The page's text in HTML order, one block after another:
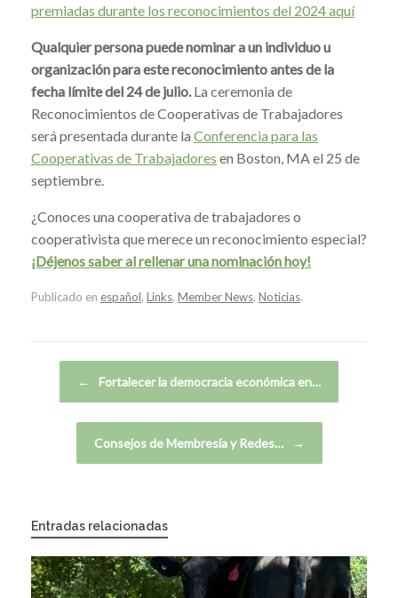
premiadas durante los reconocimientos del 2024 aquí
Qualquier persona puede nominar a un individuo u
organización para este reconocimiento antes de la
fecha límite del 24 de julio. La ceremonia de
Reconocimientos de Cooperativas de Trabajadores
será presentada durante la Conferencia para las
Cooperativas de Trabajadores en Boston, MA el 25 de
septiembre.
¿Conoces una cooperativa de trabajadores o
cooperativista que merece un reconocimiento especial?
¡Déjenos saber al rellenar una nominación hoy!
Publicado en español, Links, Member News, Noticias.
← Fortalecer la democracia económica en…
Consejos de Membresía y Redes… →
Entradas relacionadas